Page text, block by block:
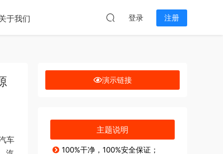
于我们 登录 注册
车
演示链接
主题说明
100%干净，100%安全保证；